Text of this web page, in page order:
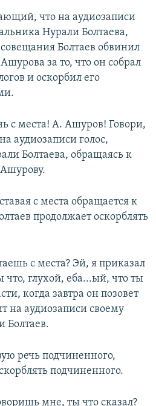
1080p
1080p
что на аудиозаписи
Нурали Болтаева,
Болтаев обвинил
за то, что он собрал
и оскорбил его
с места! А. Ашуров! Говори,
аудиозаписи голос,
Болтаева, обращаясь к
с места обращается к
продолжает оскорблять
с места? Эй, я приказал
что, глухой, еба...ый, что ты
когда завтра он позовет
на аудиозаписи своему
Болтаев.
речь подчиненного,
подчиненного.
мне, ты что сказал?